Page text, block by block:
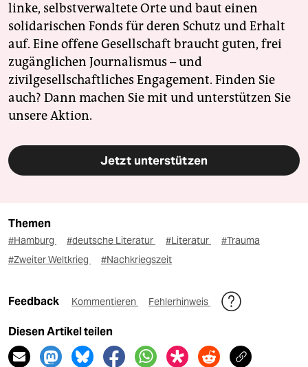
linke, selbstverwaltete Orte und baut einen
solidarischen Fonds für deren Schutz und Erhalt
auf. Eine offene Gesellschaft braucht guten, frei
zugänglichen Journalismus – und
zivilgesellschaftliches Engagement. Finden Sie
auch? Dann machen Sie mit und unterstützen Sie
unsere Aktion.
Jetzt unterstützen
Themen
#Hamburg #deutsche Literatur #Literatur
#Trauma
#Zweiter Weltkrieg
#Nachkriegszeit
Feedback Kommentieren Fehlerhinweis
Diesen Artikel teilen